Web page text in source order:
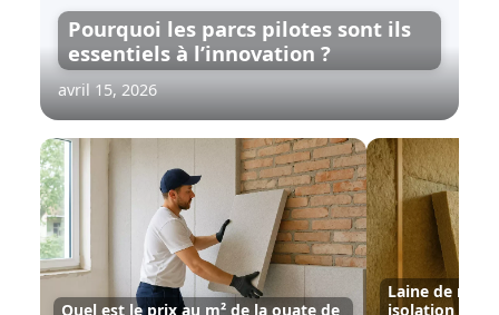
Pourquoi les parcs pilotes sont ils
essentiels à l’innovation ?
avril 15, 2026
Quel est le prix au m² de la ouate de
Laine de
isolation